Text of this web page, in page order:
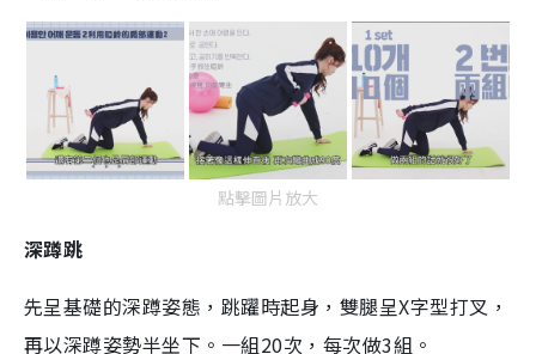
點擊圖片放大
深蹲跳
先呈基礎的深蹲姿態，跳躍時起身，雙腿呈X字型打叉，
再以深蹲姿勢半坐下。一組20次，每次做3組。